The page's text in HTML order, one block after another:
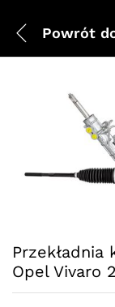
Powrót
Opel Vivaro